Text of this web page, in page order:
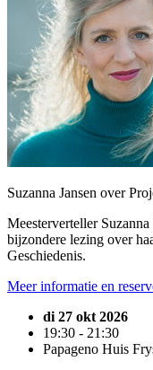
Suzanna Jansen over
Meesterverteller
bijzondere lezing over
Geschiedenis.
Meer informatie en
di 27 okt 2026
19:30 - 21:30
Papageno Huis